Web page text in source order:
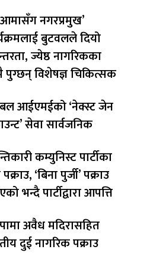
आमासँग नगरप्रमुख’
बुटवलले दियो
ज्येष्ठ नागरिकका
पुग्छन् विशेषज्ञ चिकित्सक
आईएमईको ‘नेक्स्ट जेन
सेवा सार्वजनिक
कम्युनिस्ट पार्टीका
‘बिना पुर्जी’ पक्राउ
भन्दै पार्टीद्वारा आपत्ति
अवैध मदिरासहित
दुई नागरिक पक्राउ